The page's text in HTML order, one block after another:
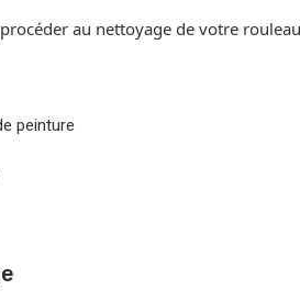
au nettoyage de votre
peinture